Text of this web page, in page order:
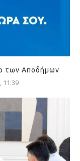
των Αποδήμων
11:39